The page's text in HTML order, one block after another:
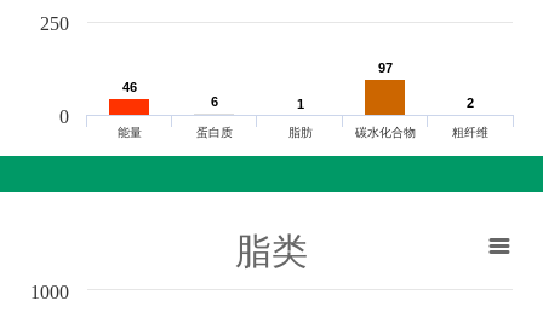
46
46
6
6 1
1
97
97
2
2
能量 蛋白质 脂肪 碳水化合物 粗纤维
0
250
脂类
1000